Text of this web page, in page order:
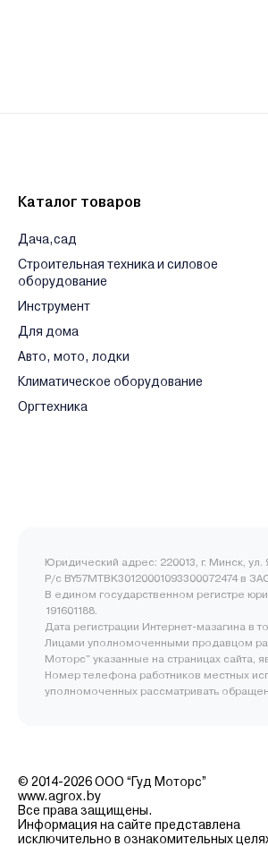
Каталог товаров
Дача,сад
Строительная техника и силовое
оборудование
Инструмент
Для дома
Авто, мото, лодки
Климатическое оборудование
Оргтехника
Юридический адрес: 220013, г. Минск, ул.
Р/с BY57MTBK30120001093300072474 в
В едином государственном регистре
191601188.
Дата регистрации Интернет-мазагина в
Лицами уполномоченными продавцом
Моторс" указанные на страницах сайта,
Номер телефона работников местных
уполномоченных рассматривать
© 2014-2026 ООО “Гуд Моторс”
www.agrox.by
Все права защищены.
Информация на сайте представлена
исключительно в ознакомительных